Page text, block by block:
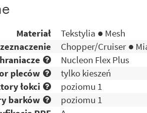
Materiał
Tekstylia ● Mesh
Chopper/Cruiser ●
Nucleon Flex Plus
pleców
tylko kieszeń
łokci
poziomu 1
barków
poziomu 1